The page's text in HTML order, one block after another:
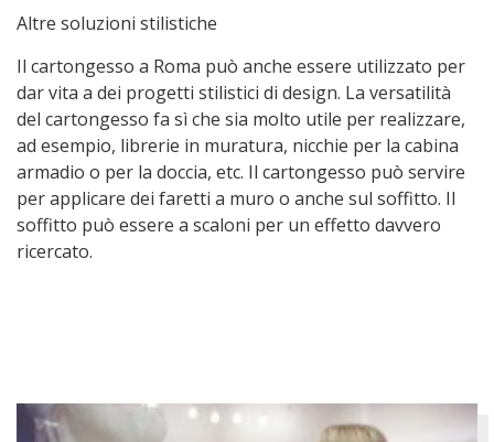
Altre soluzioni stilistiche
Il cartongesso a Roma può anche essere utilizzato per
dar vita a dei progetti stilistici di design. La versatilità
del cartongesso fa sì che sia molto utile per realizzare,
ad esempio, librerie in muratura, nicchie per la cabina
armadio o per la doccia, etc. Il cartongesso può servire
per applicare dei faretti a muro o anche sul soffitto. Il
soffitto può essere a scaloni per un effetto davvero
ricercato.